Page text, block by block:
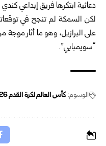
دعائية ابتكرها فريق إبداعي
لكن السمكة لم تنجح في
على البرازيل، وهو ما أثار موجة
“سويمبابي”.
الوسوم: كأس العالم لكرة القدم 2026